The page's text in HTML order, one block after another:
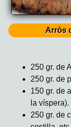
Arròs
250 gr. de
250 gr. de
150 gr. de
la víspera).
250 gr. de